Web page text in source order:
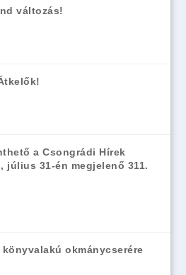
változás!
a Csongrádi Hírek
július 31-én megjelenő 311.
okmánycserére